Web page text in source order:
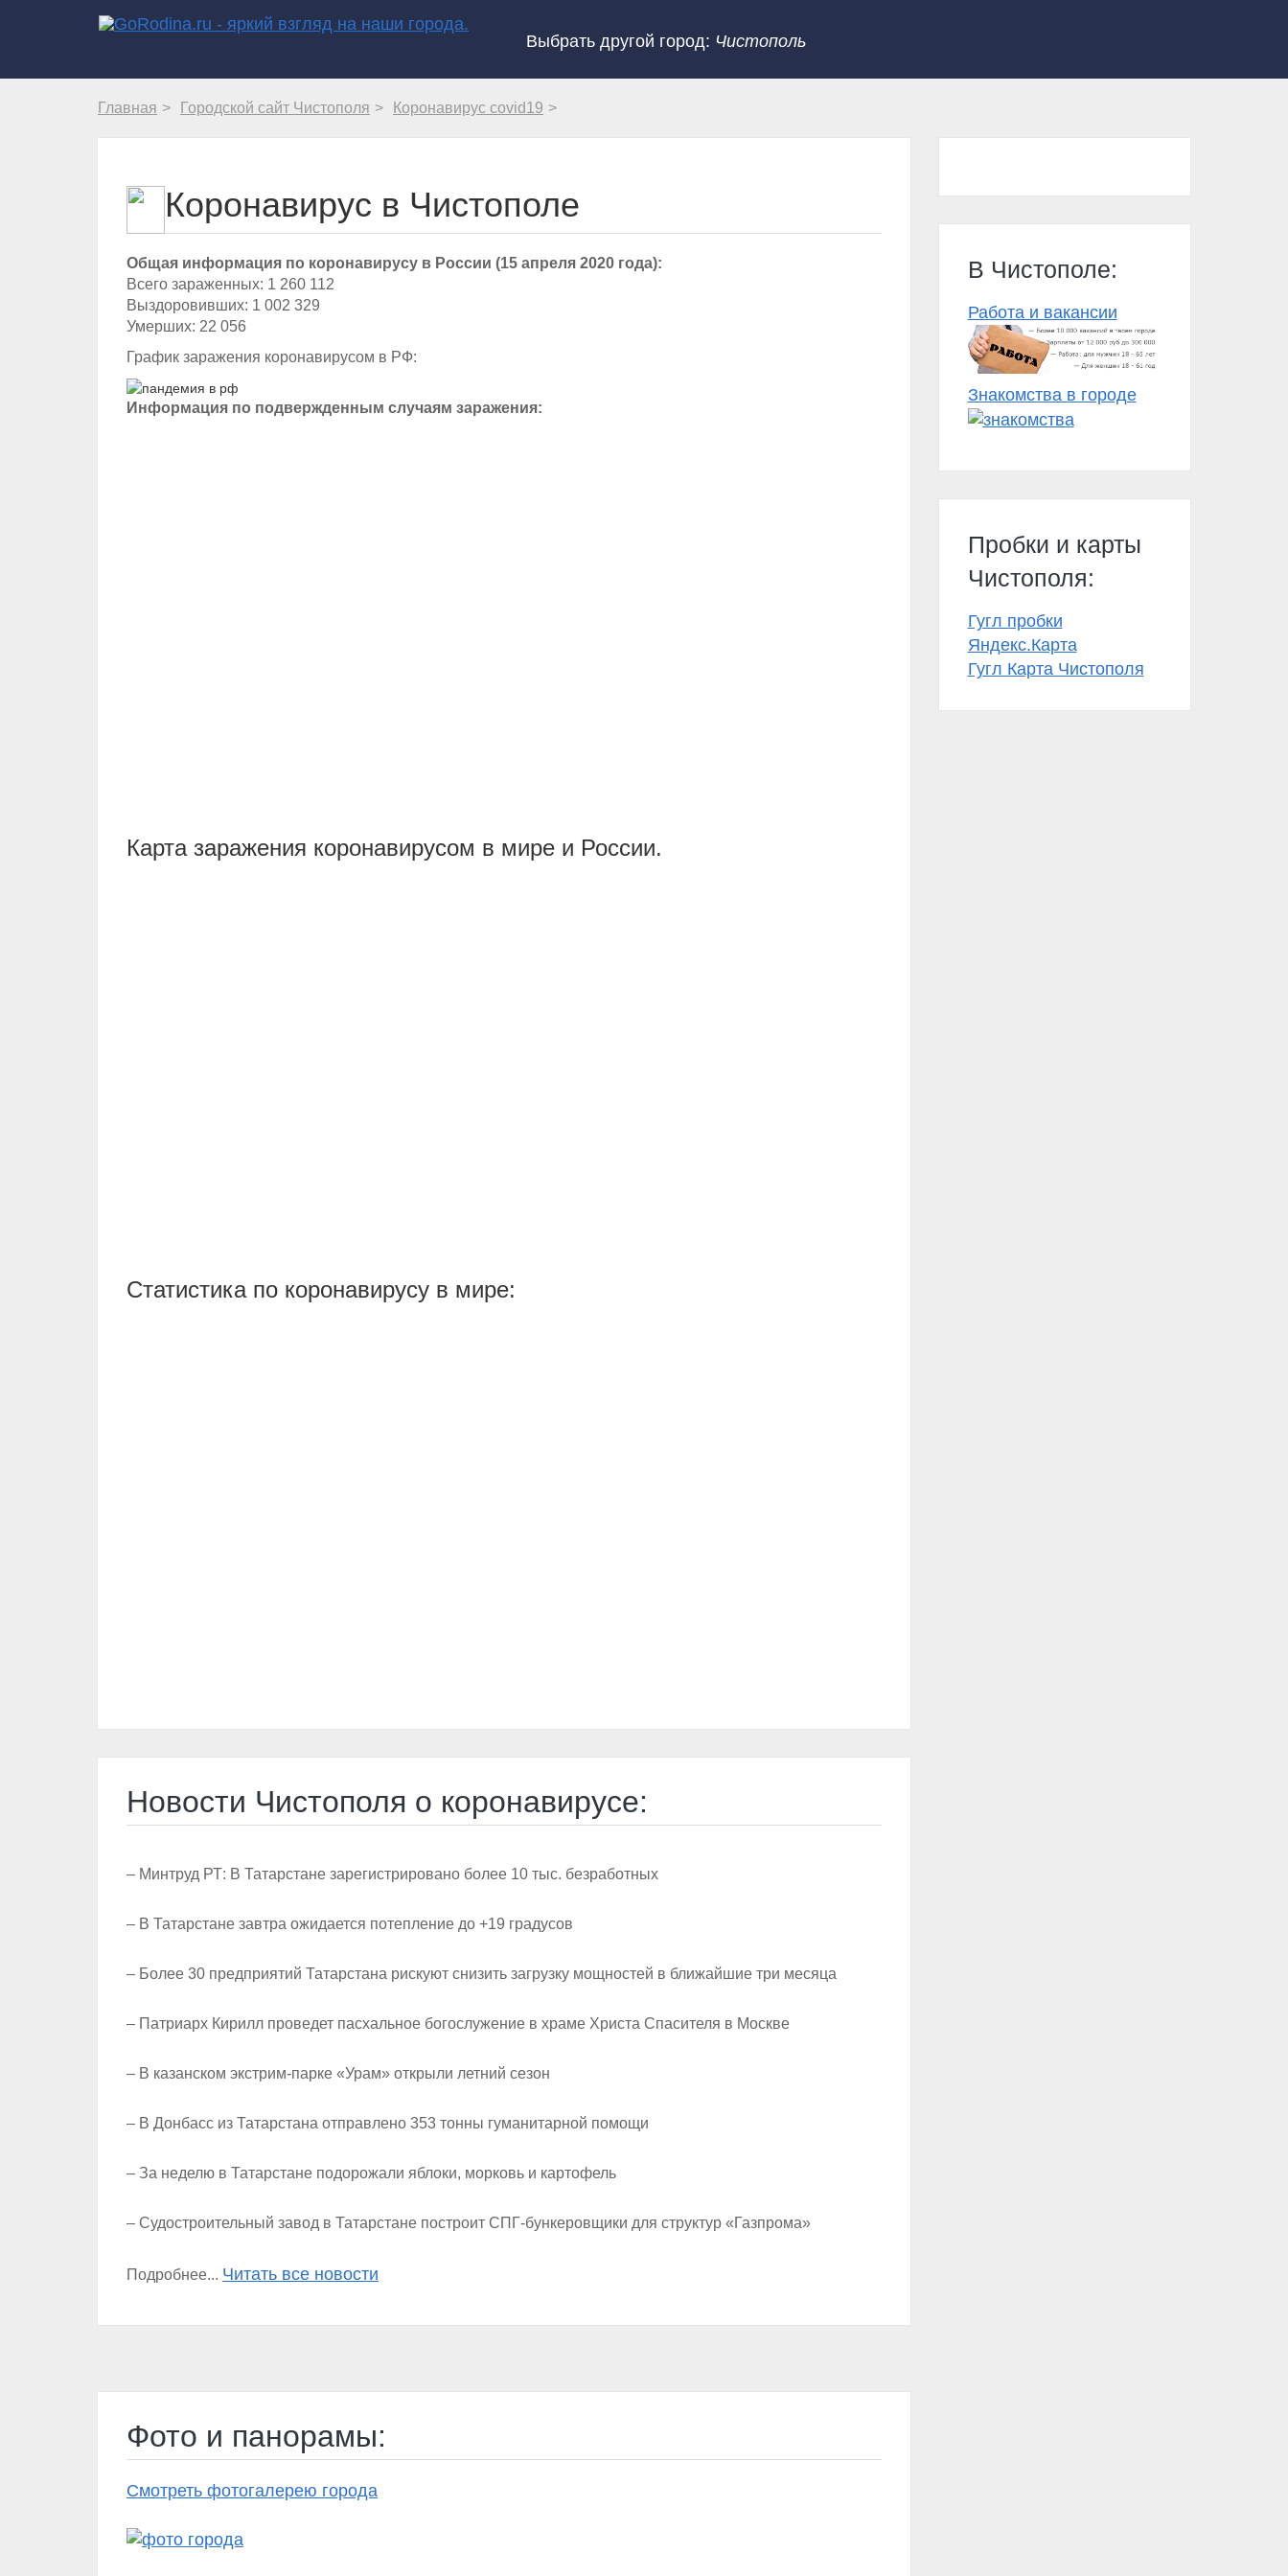
Выбрать другой город: Чистополь
Главная Городской сайт Чистополя Коронавирус covid19
Коронавирус в Чистополе
Общая информация по коронавирусу в России (15 апреля 2020 года):
Всего зараженных: 1 260 112
Выздоровивших: 1 002 329
Умерших: 22 056
График заражения коронавирусом в РФ:
Информация по подвержденным случаям заражения:
Карта заражения коронавирусом в мире и России.
Статистика по коронавирусу в мире:
Новости Чистополя о коронавирусе:
– Минтруд РТ: В Татарстане зарегистрировано более 10 тыс. безработных
– В Татарстане завтра ожидается потепление до +19 градусов
– Более 30 предприятий Татарстана рискуют снизить загрузку мощностей в ближайшие три месяца
– Патриарх Кирилл проведет пасхальное богослужение в храме Христа Спасителя в Москве
– В казанском экстрим-парке «Урам» открыли летний сезон
– В Донбасс из Татарстана отправлено 353 тонны гуманитарной помощи
– За неделю в Татарстане подорожали яблоки, морковь и картофель
– Судостроительный завод в Татарстане построит СПГ-бункеровщики для структур «Газпрома»
Подробнее... Читать все новости
Фото и панорамы:
Смотреть фотогалерею города
В Чистополе:
Работа и вакансии
Знакомства в городе
Пробки и карты
Чистополя:
Гугл пробки
Яндекс.Карта
Гугл Карта Чистополя